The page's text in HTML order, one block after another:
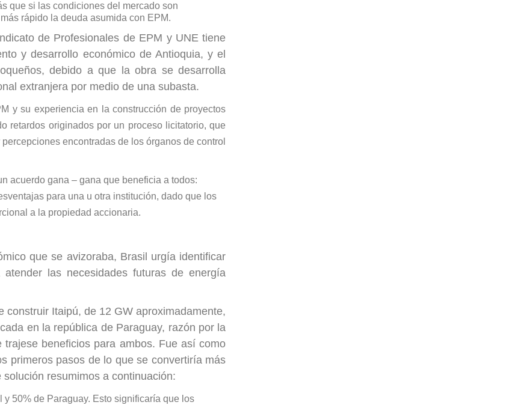
que si las condiciones del mercado son
rápido la deuda asumida con EPM.
de Profesionales de EPM y UNE tiene
y desarrollo económico de Antioquia, y el
debido a que la obra se desarrolla
extranjera por medio de una subasta.
y su experiencia en la construcción de proyectos
retardos originados por un proceso licitatorio, que
encontradas de los órganos de control
acuerdo gana – gana que beneficia a todos:
para una u otra institución, dado que los
a la propiedad accionaria.
que se avizoraba, Brasil urgía identificar
las necesidades futuras de energía
Itaipú, de 12 GW aproximadamente,
en la república de Paraguay, razón por la
beneficios para ambos. Fue así como
primeros pasos de lo que se convertiría más
resumimos a continuación:
50% de Paraguay. Esto significaría que los